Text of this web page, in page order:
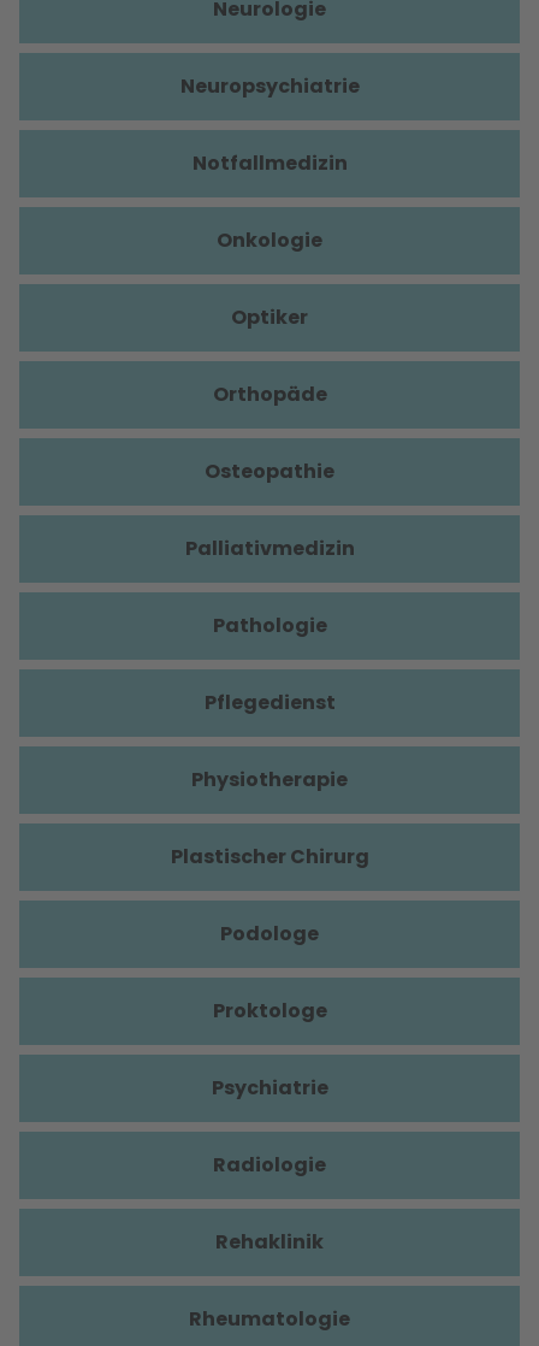
Neurologie
Neuropsychiatrie
Notfallmedizin
Onkologie
Optiker
Orthopäde
Osteopathie
Palliativmedizin
Pathologie
Pflegedienst
Physiotherapie
Plastischer Chirurg
Podologe
Proktologe
Psychiatrie
Radiologie
Rehaklinik
Rheumatologie